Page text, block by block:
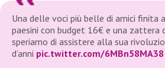
Una delle voci più belle di amici finita
paesini con budget 16€ e una zattera
speriamo di assistere alla sua
d’anni pic.twitter.com/6MBn58MA38